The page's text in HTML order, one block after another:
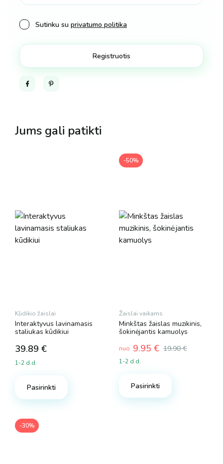
Sutinku su privatumo politika
FacebookPinterest
Jums gali patikti
Kūdikio žaislai
Interaktyvus lavinamasis
staliukas kūdikiui
39.89 €
1-2 d.d.
Pasirinkti
-50%
Žaislai vaikams
Minkštas žaislas muzikinis,
šokinėjantis kamuolys
nuo 19.90€
9.95 €
1-2 d.d.
Pasirinkti
-30%